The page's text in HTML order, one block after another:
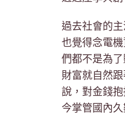
過去社會的
也覺得念電
們都不是為
財富就自然
說，對金錢
今掌管國內